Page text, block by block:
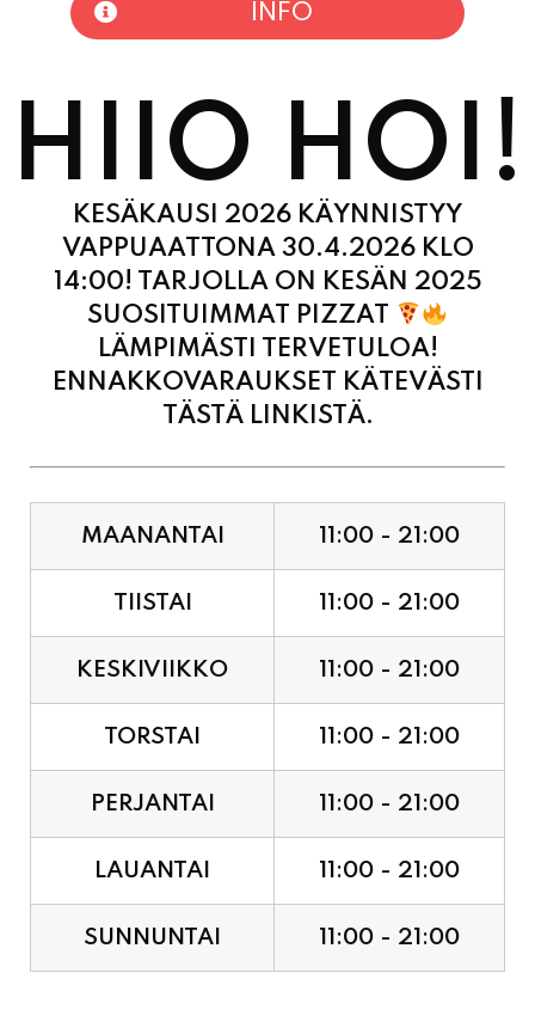
HIIO HOI!
KESÄKAUSI 2026 KÄYNNISTYY
VAPPUAATTONA 30.4.2026 KLO
14:00! TARJOLLA ON KESÄN 2025
SUOSITUIMMAT PIZZAT
LÄMPIMÄSTI TERVETULOA!
ENNAKKOVARAUKSET KÄTEVÄSTI
TÄSTÄ LINKISTÄ.
TIISTAI 11:00 - 21:00
KESKIVIIKKO 11:00 - 21:00
TORSTAI 11:00 - 21:00
PERJANTAI 11:00 - 21:00
LAUANTAI 11:00 - 21:00
SUNNUNTAI 11:00 - 21:00